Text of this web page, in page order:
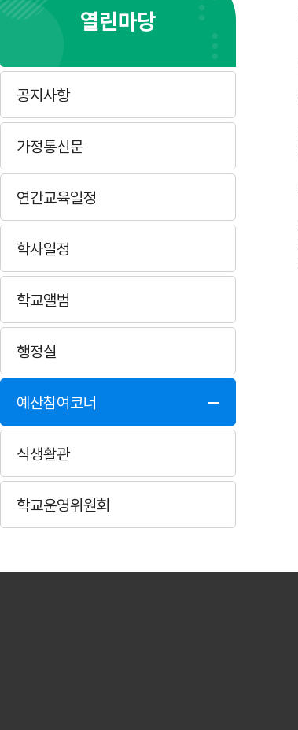
열린마당
공지사항
가정통신문
연간교육일정
학사일정
학교앨범
행정실
예산참여코너
식생활관
학교운영위원회